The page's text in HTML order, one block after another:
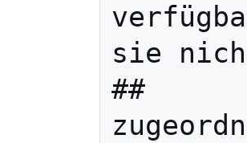
sie
##